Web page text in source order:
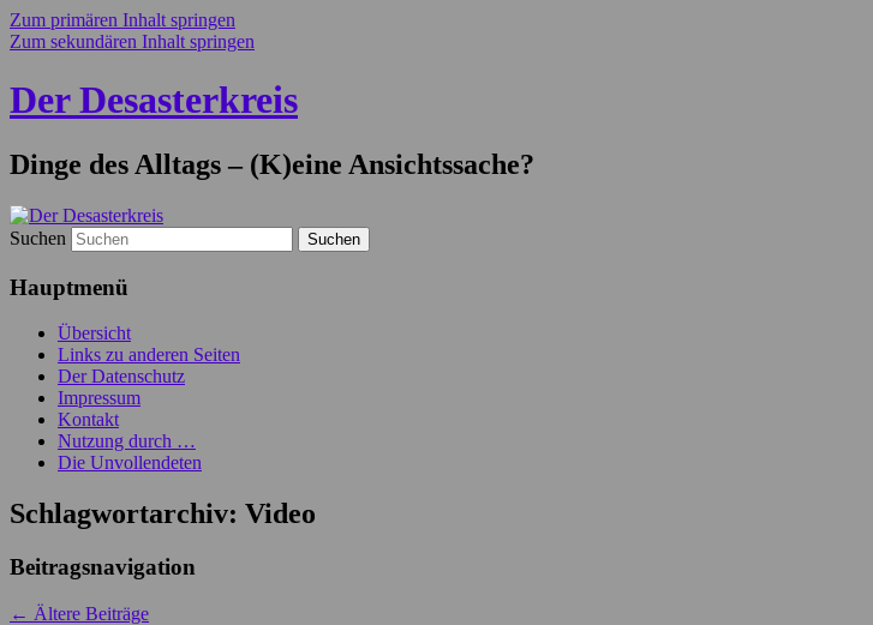
Zum primären Inhalt springen
Zum sekundären Inhalt springen
Der Desasterkreis
Dinge des Alltags – (K)eine Ansichtssache?
Suchen
Hauptmenü
Übersicht
Links zu anderen Seiten
Der Datenschutz
Impressum
Kontakt
Nutzung durch …
Die Unvollendeten
Schlagwortarchiv: Video
Beitragsnavigation
← Ältere Beiträge